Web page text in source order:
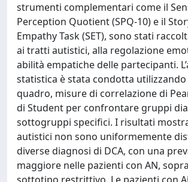
strumenti complementari come il
Perception Quotient (SPQ-10) e il
Empathy Task (SET), sono stati
ai tratti autistici, alla regolazione
abilità empatiche delle partecipanti.
statistica è stata condotta
quadro, misure di correlazione di
di Student per confrontare gruppi
sottogruppi specifici. I risultati
autistici non sono uniformemente
diverse diagnosi di DCA, con una
maggiore nelle pazienti con AN,